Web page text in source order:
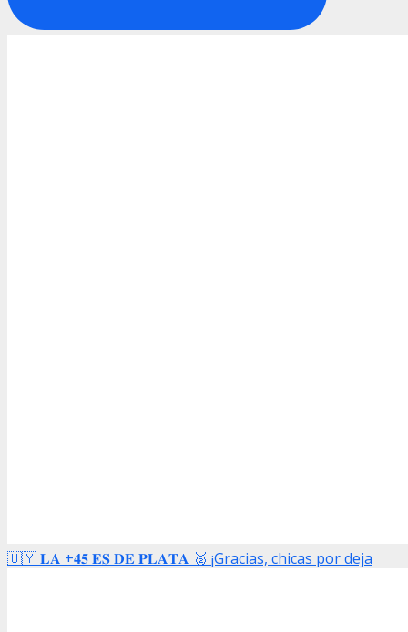
🇺🇾 𝐋𝐀 +𝟒𝟓 𝐄𝐒 𝐃𝐄 𝐏𝐋𝐀𝐓𝐀 🥈 ¡Gracias, chicas por deja